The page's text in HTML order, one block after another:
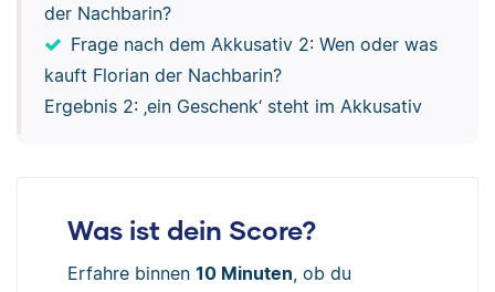
der Nachbarin?
Frage nach dem Akkusativ 2: Wen oder was
kauft Florian der Nachbarin?
Ergebnis 2: ‚ein Geschenk‘ steht im Akkusativ
Was ist dein Score?
Erfahre binnen 10 Minuten, ob du